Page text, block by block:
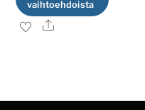
vaihtoehdoista
Tällä
muunnelma.
Ale